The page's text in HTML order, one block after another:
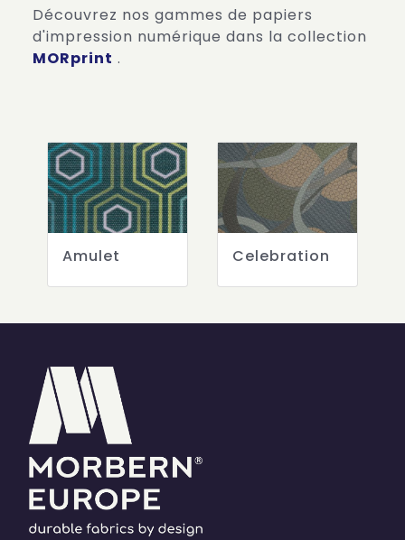
Découvrez nos gammes de papiers
d'impression numérique dans la collection
MORprint .
Amulet Celebration